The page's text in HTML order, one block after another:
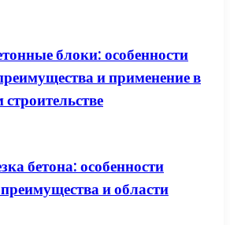
блоки: особенности
и применение в
бетона: особенности
и области